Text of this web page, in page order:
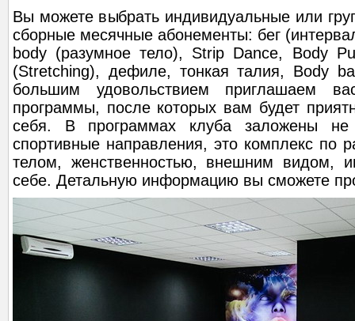
Вы можете выбрать индивидуальные или
сборные месячные абонементы: бег
body (разумное тело), Strip Dance, Body
(Stretching), дефиле, тонкая талия, Body
большим удовольствием приглашаем
программы, после которых вам будет
себя. В программах клуба заложены не
спортивные направления, это комплекс по
телом, женственностью, внешним видом,
себе. Детальную информацию вы сможете